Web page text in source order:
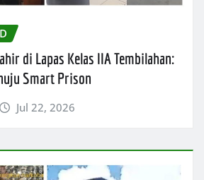
di Lapas Kelas IIA Tembilahan:
Smart Prison
Jul 22, 2026